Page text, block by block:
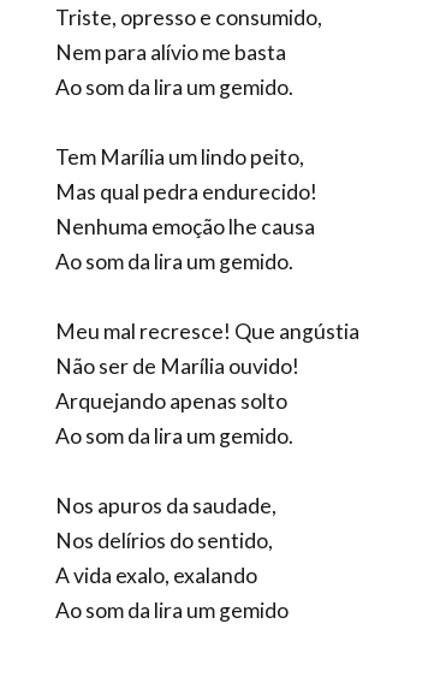
Triste, opresso e consumido,
Nem para alívio me basta
Ao som da lira um gemido.
Tem Marília um lindo peito,
Mas qual pedra endurecido!
Nenhuma emoção lhe causa
Ao som da lira um gemido.
Meu mal recresce! Que angústia
Não ser de Marília ouvido!
Arquejando apenas solto
Ao som da lira um gemido.
Nos apuros da saudade,
Nos delírios do sentido,
A vida exalo, exalando
Ao som da lira um gemido